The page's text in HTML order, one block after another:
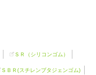
ＳＲ（ シリコンゴム ）
ＳＢＲ(スチレンブタジェンゴム)